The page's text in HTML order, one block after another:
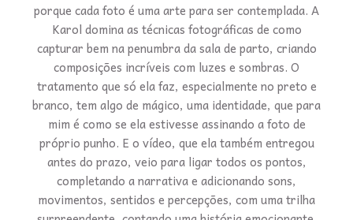
porque cada foto é uma arte para ser contemplada. A
Karol domina as técnicas fotográficas de como
capturar bem na penumbra da sala de parto, criando
composições incríveis com luzes e sombras. O
tratamento que só ela faz, especialmente no preto e
branco, tem algo de mágico, uma identidade, que para
mim é como se ela estivesse assinando a foto de
próprio punho. E o vídeo, que ela também entregou
antes do prazo, veio para ligar todos os pontos,
completando a narrativa e adicionando sons,
movimentos, sentidos e percepções, com uma trilha